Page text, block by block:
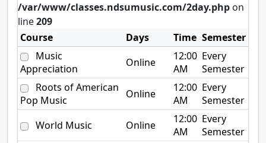
y
/var/www/classes.ndsumusic.com/2day.php on
line209
Course
Days Time Semester
Music
Appreciation
Online
12:00
AM
Every
Semester
Roots of American
Pop Music
Online
12:00
AM
Every
Semester
World Music
Online
12:00
AM
Every
Semester